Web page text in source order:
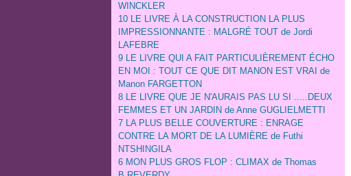
WINCKLER
10 LE LIVRE À LA CONSTRUCTION LA PLUS
IMPRESSIONNANTE : MALGRÉ TOUT de Jordi
LAFEBRE
9 LE LIVRE QUI A FAIT PARTICULIÈREMENT ÉCHO
EN MOI : TOUT CE QUE DIT MANON EST VRAI de
Manon FARGETTON
8 LE LIVRE QUE JE N'AURAIS PAS LU SI .....DEUX
FEMMES ET UN JARDIN de Anne GUGLIELMETTI
7 LA PLUS BELLE COUVERTURE : ENRAGE
CONTRE LA MORT DE LA LUMIÈRE de Futhi
NTSHINGILA
6 MON PLUS GROS FLOP : CLIMAX de Thomas